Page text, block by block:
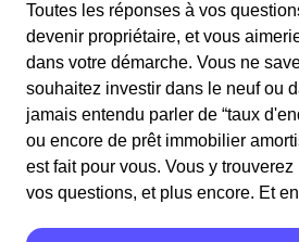
Toutes les réponses à vos
devenir propriétaire, et vous
dans votre démarche. Vous ne
souhaitez investir dans le neuf ou
jamais entendu parler de “taux
ou encore de prêt immobilier
est fait pour vous. Vous y
vos questions, et plus encore. Et